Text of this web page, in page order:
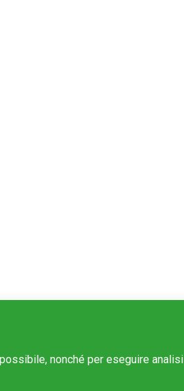
nonché per eseguire analisi